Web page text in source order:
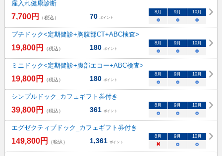
雇入れ健康診断
7,700円 （税込） 70 ポイント
8月 9月 10月
○ ○ ○
プチドック<定期健診+胸腹部CT+ABC検査>
19,800円 （税込） 180 ポイント
8月 9月 10月
○ ○ ○
ミニドック<定期健診+腹部エコー+ABC検査>
19,800円 （税込） 180 ポイント
8月 9月 10月
○ ○ ○
シンプルドック_カフェギフト券付き
39,800円 （税込） 361 ポイント
8月 9月 10月
○ ○ ○
エグゼクティブドック_カフェギフト券付き
149,800円 （税込） 1,361 ポイント
8月 9月 10月
× ○ ○